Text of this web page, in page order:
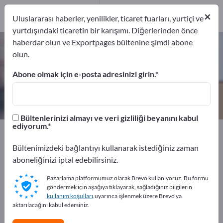
Nakledilebilir bariyerler –
2
Üreticiler
Exportpages
Means of transport
Nakledilebilir bariyerler
Exportpages'te ücretsiz reklam
verin!
İhtiyaçlar – Teklifler – İkinci El Ürünler – İş İletişim
×
Uluslararası haberler, yenilikler, ticaret fuarları, yurtiçi ve
yurtdışındaki ticaretin bir karışımı. Diğerlerinden önce
haberdar olun ve Exportpages bültenine şimdi abone
olun.
Abone olmak için e-posta adresinizi girin.
Bültenlerinizi almayı ve veri gizliliği beyanını kabul
ediyorum.
Bültenimizdeki bağlantıyı kullanarak istediğiniz zaman
aboneliğinizi iptal edebilirsiniz.
Pazarlama platformumuz olarak Brevo kullanıyoruz. Bu formu
göndermek için aşağıya tıklayarak, sağladığınız bilgilerin
kullanım koşulları.uyarınca işlenmek üzere Brevo'ya
aktarılacağını kabul edersiniz.